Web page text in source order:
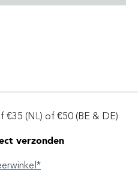
€35 (NL) of €50 (BE & DE)
verzonden